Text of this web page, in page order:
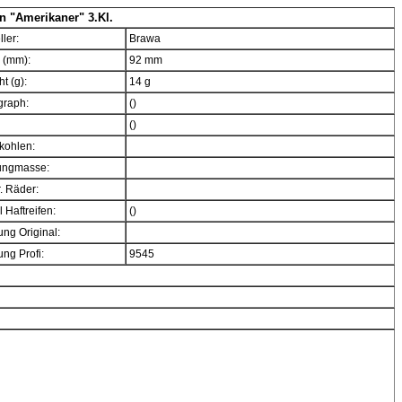
"Amerikaner" 3.Kl.
Brawa
92 mm
(g):
14 g
()
()
Räder:
Haftreifen:
()
Original:
Profi:
9545